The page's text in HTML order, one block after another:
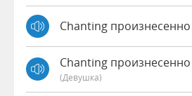
Chanting
Chanting
(девушка)